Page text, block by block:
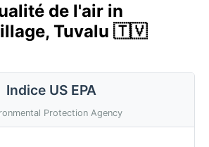
de l'air in
Tuvalu 🇹🇻
Indice US EPA
Protection Agency